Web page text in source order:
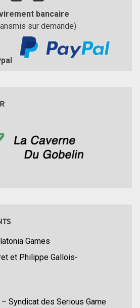
bancaire
sur demande)
Games
et Philippe Gallois-
Syndicat des Serious Game